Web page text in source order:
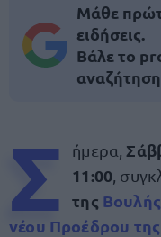
Μάθε
ειδήσεις.
Βάλε το
Σ ήμερα,
11:00 ,
της Βουλής
νέου Προέδρου